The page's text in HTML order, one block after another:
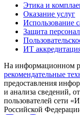
Этика и
Оказание услуг
Использование
Защита
ИТ
На информационном
рекомендательные
предоставления
и анализа сведений,
пользователей сети
Российской